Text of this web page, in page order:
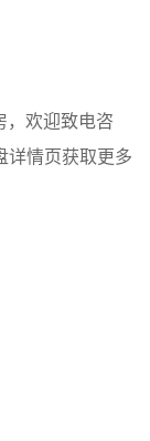
，欢迎致电咨
详情页获取更多